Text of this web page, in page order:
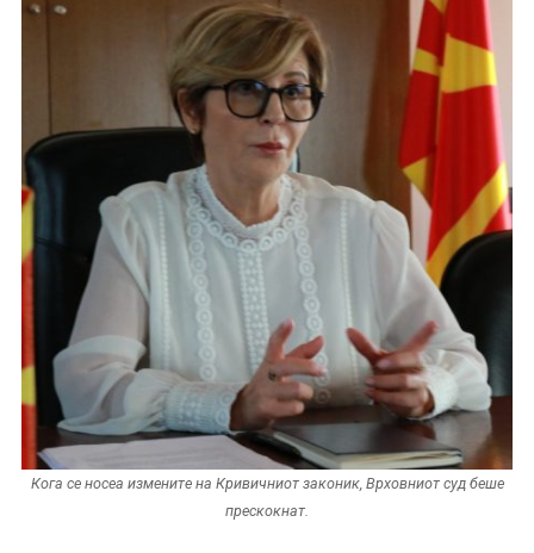
Кога се носеа измените на Кривичниот законик, Врховниот суд беше
прескокнат.